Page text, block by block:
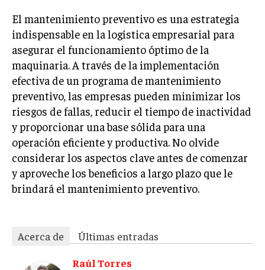
El mantenimiento preventivo es una estrategia
indispensable en la logística empresarial para
asegurar el funcionamiento óptimo de la
maquinaria. A través de la implementación
efectiva de un programa de mantenimiento
preventivo, las empresas pueden minimizar los
riesgos de fallas, reducir el tiempo de inactividad
y proporcionar una base sólida para una
operación eficiente y productiva. No olvide
considerar los aspectos clave antes de comenzar
y aproveche los beneficios a largo plazo que le
brindará el mantenimiento preventivo.
Acerca de
Últimas entradas
Raúl Torres